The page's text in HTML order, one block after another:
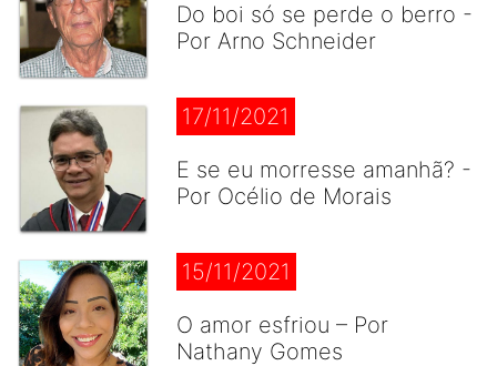
Do boi só se perde o berro -
Por Arno Schneider
17/11/2021
E se eu morresse amanhã? -
Por Océlio de Morais
15/11/2021
O amor esfriou – Por
Nathany Gomes